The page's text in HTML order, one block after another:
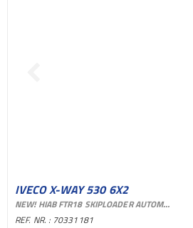
IVECO X-WAY 530 6X2
PORTAALARM BAKWAGEN
NEW! HIAB FTR18 SKIPLOADER AUTOMATIC EURO 6
REF. NR. : 70331181